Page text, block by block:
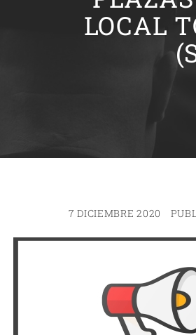
LOCAL
7 DICIEMBRE 2020